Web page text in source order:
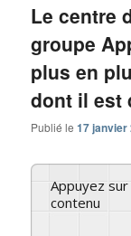
Le centre
groupe
plus en
dont il est
Publié le17 janvier
Appuyez sur play pour écouter ce
contenu